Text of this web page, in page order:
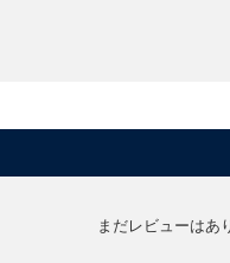
まだレビューはあ